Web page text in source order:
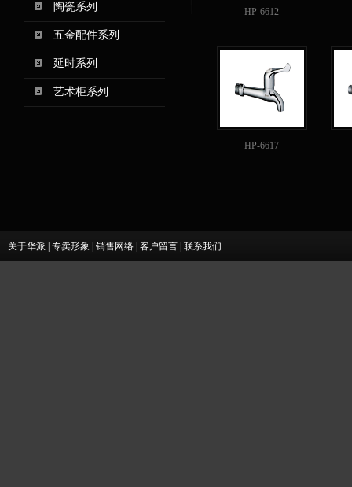
陶瓷系列
五金配件系列
延时系列
艺术柜系列
HP-6612
HP-6617
关于华派 专卖形象 销售网络 客户留言 联系我们